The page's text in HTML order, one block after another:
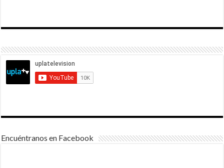
Encuéntranos en Facebook